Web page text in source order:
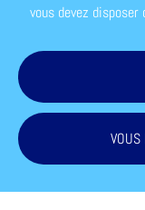
vous devez